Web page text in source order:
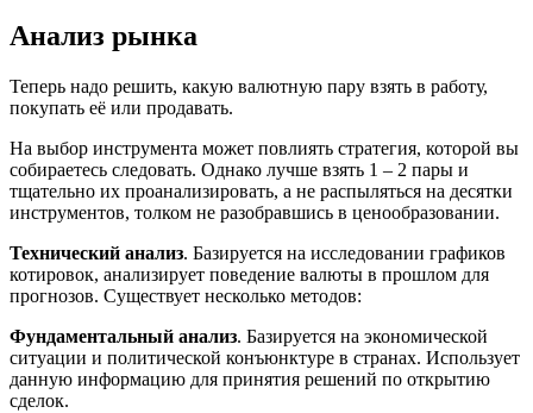
Анализ рынка
Теперь надо решить, какую валютную пару взять в работу,
покупать её или продавать.
На выбор инструмента может повлиять стратегия, которой вы
собираетесь следовать. Однако лучше взять 1 – 2 пары и
тщательно их проанализировать, а не распыляться на десятки
инструментов, толком не разобравшись в ценообразовании.
Технический анализ. Базируется на исследовании графиков
котировок, анализирует поведение валюты в прошлом для
прогнозов. Существует несколько методов:
Фундаментальный анализ. Базируется на экономической
ситуации и политической конъюнктуре в странах. Использует
данную информацию для принятия решений по открытию
сделок.